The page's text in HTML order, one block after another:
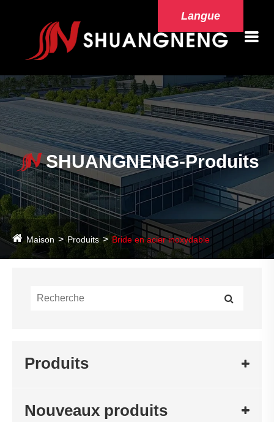
Langue
SHUANGNENG-Produits
Maison Produits Bride en acier inoxydable
Produits
Nouveaux produits